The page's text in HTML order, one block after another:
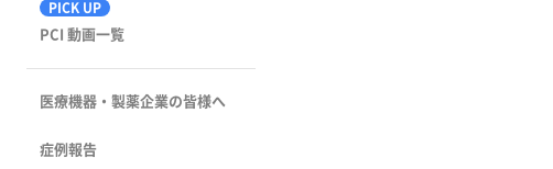
PICK UP
PCI 動画一覧
医療機器・製薬企業の皆様へ
症例報告